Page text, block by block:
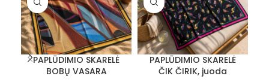
PAPLŪDIMIO SKARELĖ
BOBŲ VASARA
PAPLŪDIMIO SKARELĖ
ČIK ČIRIK, juoda